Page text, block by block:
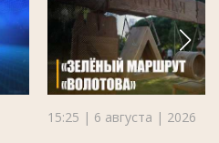
15:25 | 6 августа | 2026